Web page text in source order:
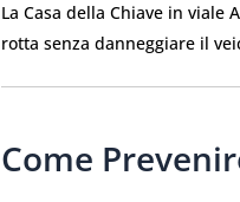
La Casa della Chiave in
rotta senza danneggiare il
Come